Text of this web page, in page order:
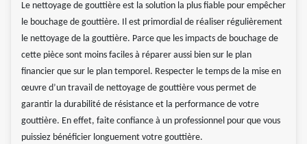
Le nettoyage de gouttière est la solution la plus fiable pour empêcher
le bouchage de gouttière. Il est primordial de réaliser régulièrement
le nettoyage de la gouttière. Parce que les impacts de bouchage de
cette pièce sont moins faciles à réparer aussi bien sur le plan
financier que sur le plan temporel. Respecter le temps de la mise en
œuvre d’un travail de nettoyage de gouttière vous permet de
garantir la durabilité de résistance et la performance de votre
gouttière. En effet, faite confiance à un professionnel pour que vous
puissiez bénéficier longuement votre gouttière.